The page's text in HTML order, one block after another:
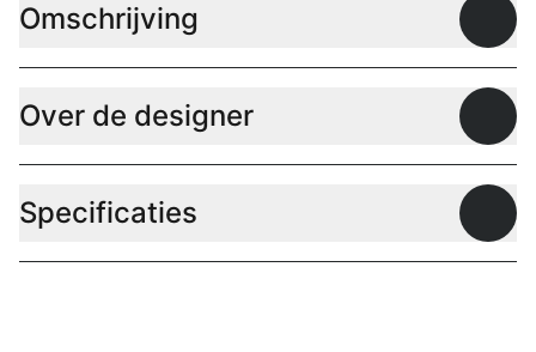
Omschrijving
Over de designer
Specificaties